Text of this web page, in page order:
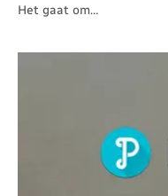
Het gaat om…